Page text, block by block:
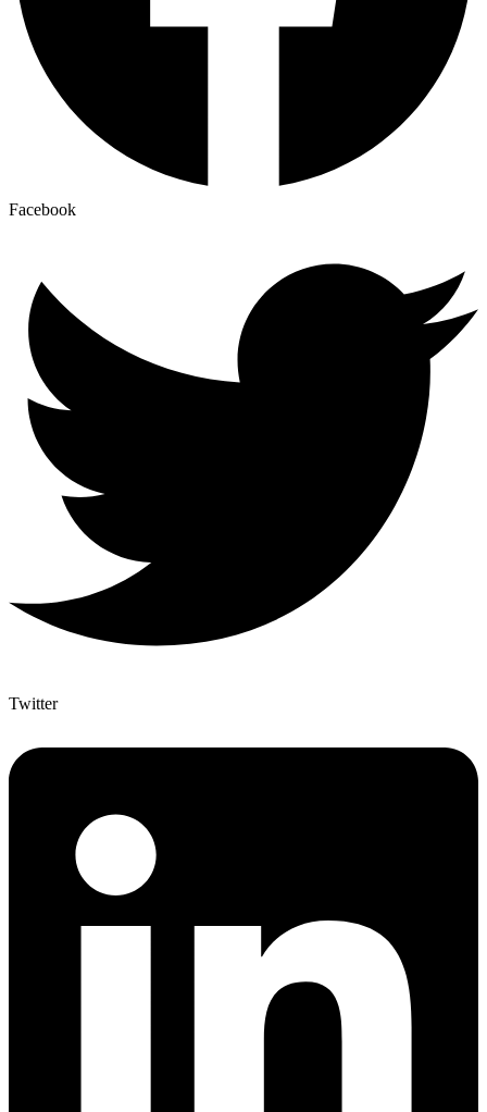
Facebook
Twitter